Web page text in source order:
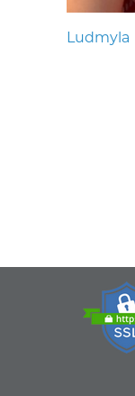
Ludmyla